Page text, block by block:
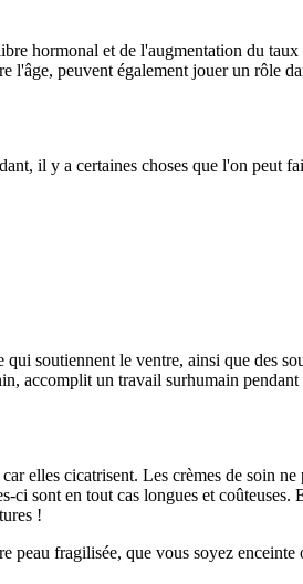
hormonal et de l'augmentation du
peuvent également jouer un rôle
il y a certaines choses que l'on peut
soutiennent le ventre, ainsi que des
accomplit un travail surhumain
elles cicatrisent. Les crèmes de soin
sont en tout cas longues et
!
fragilisée, que vous soyez